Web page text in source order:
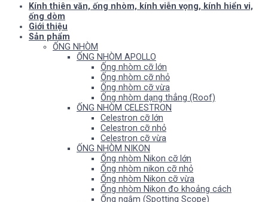
Kính thiên văn, ống nhòm, kính viễn vọng, kính hiển vi,
ống dòm
Giới thiệu
Sản phẩm
ỐNG NHÒM
ỐNG NHÒM APOLLO
Ống nhòm cỡ lớn
Ống nhòm cỡ nhỏ
Ống nhòm cỡ vừa
Ống nhòm dạng thẳng (Roof)
ỐNG NHÒM CELESTRON
Celestron cỡ lớn
Celestron cỡ nhỏ
Celestron cỡ vừa
ỐNG NHÒM NIKON
Ống nhòm Nikon cỡ lớn
Ống nhòm nikon cỡ nhỏ
Ống nhòm Nikon cỡ vừa
Ống nhòm Nikon đo khoảng cách
Ống ngắm (Spotting Scope)